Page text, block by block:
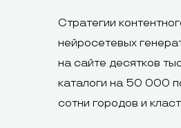
Стратегии
нейросетевых
на сайте десятков
каталоги на 50 000
сотни городов и